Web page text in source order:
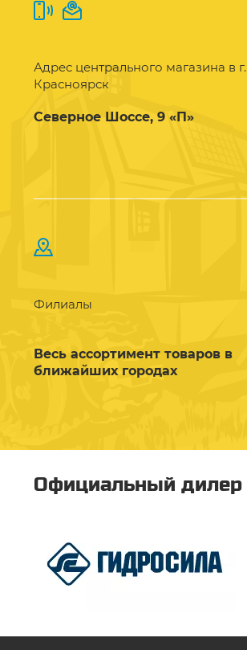
Адрес центрального магазина в г.
Красноярск
Северное Шоссе, 9 «П»
Филиалы
Весь ассортимент товаров в
ближайших городах
Официальный дилер